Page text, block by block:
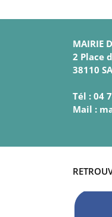
MAIRIE
2 Place
38110
Tél : 04
Mail :